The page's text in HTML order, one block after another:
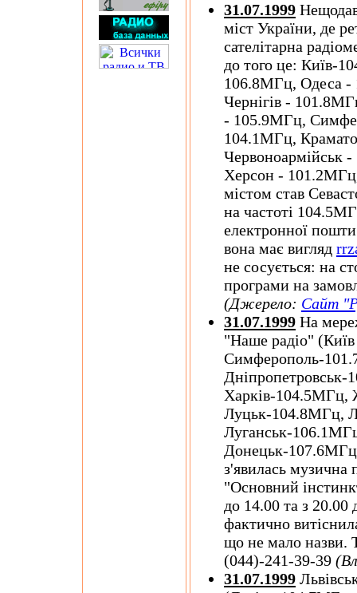
31.07.1999
міст України, де
сателітарна
до того це: Київ-
106.8МГц, Одеса -
Чернігів -
- 105.9МГц,
104.1МГц,
Червоноармійськ
Херсон -
містом став
на частоті
електронної
вона має вигляд
не сосується: на
програми на
(Джерело: Сайт
31.07.1999 На
"Наше радіо"
Симферополь-
Харків-104.5МГц,
Луцьк-104.8МГц,
Луганськ-
Донецьк-
з'явилась музична
"Основний
до 14.00 та з 20.00
фактично
що не мало назви.
(044)-241-39-39
31.07.1999